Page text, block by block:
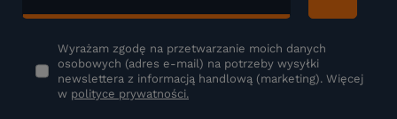
Wyrażam zgodę na przetwarzanie moich danych
osobowych (adres e-mail) na potrzeby wysyłki
newslettera z informacją handlową (marketing). Więcej
w polityce prywatności.